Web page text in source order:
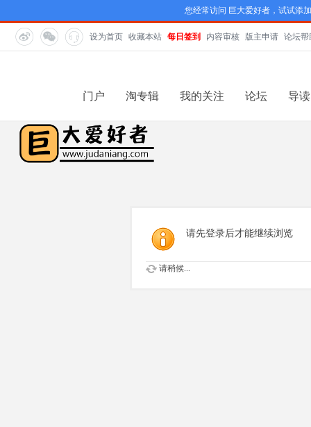
您经常访问 巨大爱好者，试试添
设为首页 收藏本站 每日签到 内容审核 版主申请 论坛帮
门户 淘专辑 我的关注 论坛 导读
请先登录后才能继续浏览
请稍候...